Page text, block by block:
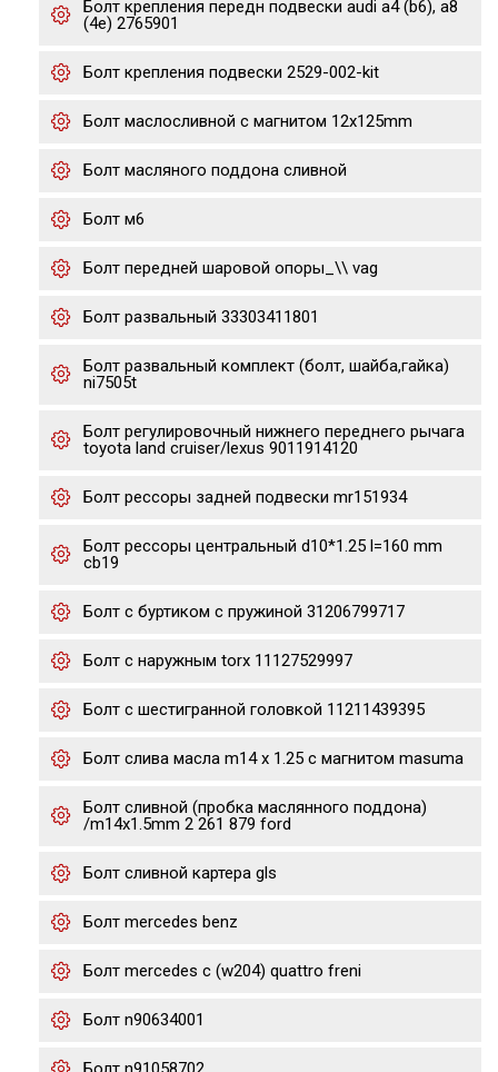
Болт крепления передн подвески audi a4 (b6), a8
(4e) 2765901
Болт крепления подвески 2529-002-kit
Болт маслосливной с магнитом 12х125mm
Болт масляного поддона сливной
Болт м6
Болт передней шаровой опоры_\\ vag
Болт развальный 33303411801
Болт развальный комплект (болт, шайба,гайка)
ni7505t
Болт регулировочный нижнего переднего рычага
toyota land cruiser/lexus 9011914120
Болт рессоры задней подвески mr151934
Болт рессоры центральный d10*1.25 l=160 mm
cb19
Болт с буртиком с пружиной 31206799717
Болт с наружным torx 11127529997
Болт с шестигранной головкой 11211439395
Болт слива масла m14 x 1.25 с магнитом masuma
Болт сливной (пробка маслянного поддона)
/m14x1.5mm 2 261 879 ford
Болт сливной картера gls
Болт mercedes benz
Болт mercedes c (w204) quattro freni
Болт n90634001